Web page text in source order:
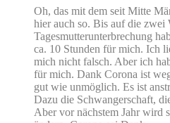
Oh, das mit dem seit Mitte
hier auch so. Bis auf die zwei
Tagesmutterunterbrechung
ca. 10 Stunden für mich. Ich
mich nicht falsch. Aber ich
für mich. Dank Corona ist
gut wie unmöglich. Es ist
Dazu die Schwangerschaft,
Aber vor nächstem Jahr wird